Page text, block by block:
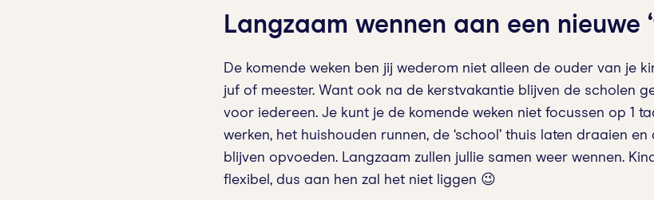
Langzaam wennen aan een nieuwe
De komende weken ben jij wederom niet alleen de ouder van je
juf of meester. Want ook na de kerstvakantie blijven de scholen
voor iedereen. Je kunt je de komende weken niet focussen op 1
werken, het huishouden runnen, de ‘school’ thuis laten draaien
blijven opvoeden. Langzaam zullen jullie samen weer wennen.
flexibel, dus aan hen zal het niet liggen 😉